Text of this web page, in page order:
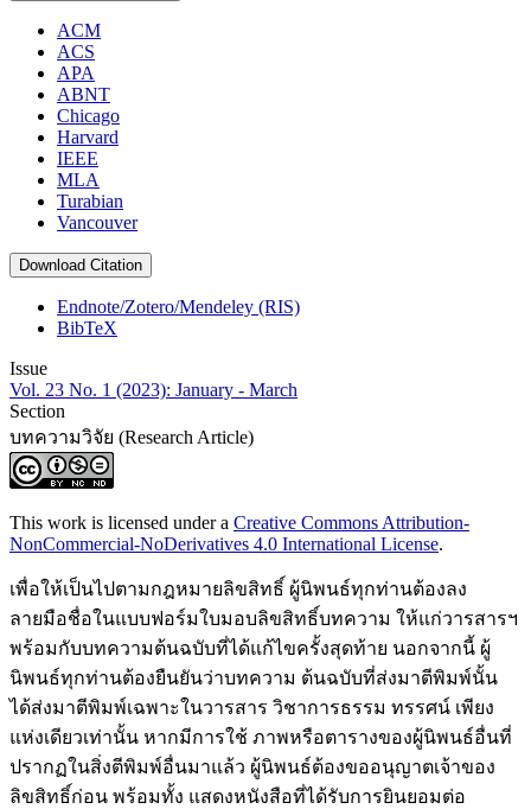
ACM
ACS
APA
ABNT
Chicago
Harvard
IEEE
MLA
Turabian
Vancouver
Download Citation
Endnote/Zotero/Mendeley (RIS)
BibTeX
Issue
Vol. 23 No. 1 (2023): January - March
Section
บทความวิจัย (Research Article)
This work is licensed under a Creative Commons Attribution-
NonCommercial-NoDerivatives 4.0 International License.
เพื่อให้เป็นไปตามกฎหมายลิขสิทธิ์ ผู้นิพนธ์ทุกท่านต้องลง
ลายมือชื่อในแบบฟอร์มใบมอบลิขสิทธิ์บทความ ให้แก่วารสารฯ
พร้อมกับบทความต้นฉบับที่ได้แก้ไขครั้งสุดท้าย นอกจากนี้ ผู้
นิพนธ์ทุกท่านต้องยืนยันว่าบทความ ต้นฉบับที่ส่งมาตีพิมพ์นั้น
ได้ส่งมาตีพิมพ์เฉพาะในวารสาร วิชาการธรรม ทรรศน์ เพียง
แห่งเดียวเท่านั้น หากมีการใช้ ภาพหรือตารางของผู้นิพนธ์อื่นที่
ปรากฏในสิ่งตีพิมพ์อื่นมาแล้ว ผู้นิพนธ์ต้องขออนุญาตเจ้าของ
ลิขสิทธิ์ก่อน พร้อมทั้ง แสดงหนังสือที่ได้รับการยินยอมต่อ